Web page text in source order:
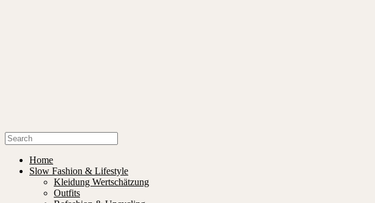
Home
Slow Fashion & Lifestyle
Kleidung Wertschätzung
Outfits